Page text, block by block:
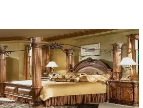
ve Kanopi Yataklar
Perde Kullanımı
yataklar arasındaki yapısal farklar,
açısından ele alınmaktadır. Bu
tercihleri ve kullanım özellikleri